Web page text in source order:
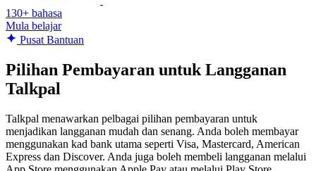
130+ bahasa
Mula belajar
Pusat Bantuan
Pilihan Pembayaran untuk Langganan
Talkpal
Talkpal menawarkan pelbagai pilihan pembayaran untuk
menjadikan langganan mudah dan senang. Anda boleh membayar
menggunakan kad bank utama seperti Visa, Mastercard, American
Express dan Discover. Anda juga boleh membeli langganan melalui